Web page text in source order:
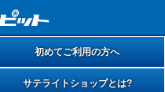
初めてご利用の方へ
サテライトショップとは?